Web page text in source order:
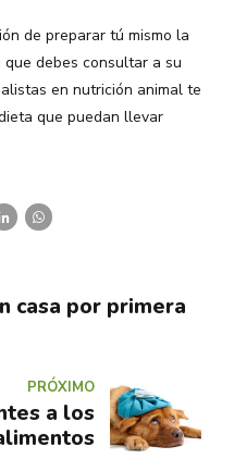
de preparar tú mismo la
debes consultar a su
en nutrición animal te
que puedan llevar
casa por primera
PRÓXIMO
a los